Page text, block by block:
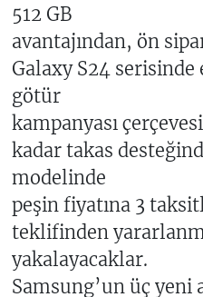
512 GB
avantajından, ön
Galaxy S24
götür
kampanyası
kadar takas
modelinde
peşin fiyatına 3
teklifinden
yakalayacaklar.
Samsung’un üç yeni